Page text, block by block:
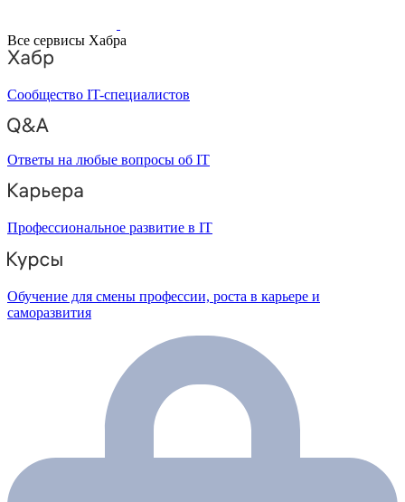
Все сервисы Хабра
Сообщество IT-специалистов
Ответы на любые вопросы об IT
Профессиональное развитие в IT
Обучение для смены профессии, роста в карьере и
саморазвития